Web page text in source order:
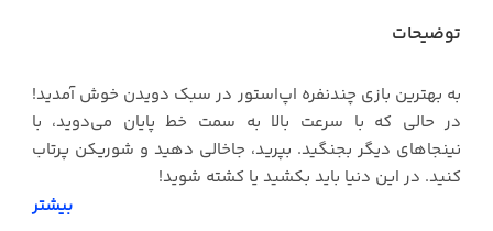
توضیحات
به بهترین بازی چندنفره اپ‌استور در سبک دویدن خوش آمدید!
در حالی که با سرعت بالا به سمت خط پایان می‌دوید، با
نینجاهای دیگر بجنگید. بپرید، جاخالی دهید و شوریکن پرتاب
کنید. در این دنیا باید بکشید یا کشته شوید!
بیشتر